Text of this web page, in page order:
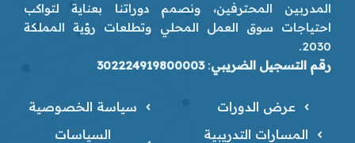
المدربين المحترفين، ونصمم دوراتنا بعناية لتواكب
احتياجات سوق العمل المحلي وتطلعات رؤية المملكة
2030.
رقم التسجيل الضريبي:
302224919800003
عرض الدورات
المسارات التدريبية
سياسة الخصوصية
السياسات